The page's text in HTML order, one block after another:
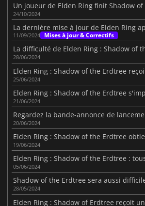
24/10/2024
11/09/2024 Mises à jour & Correctifs
28/06/2024
25/06/2024
21/06/2024
20/06/2024
19/06/2024
05/06/2024
28/05/2024